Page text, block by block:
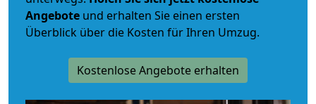
Angebote und erhalten Sie einen ersten
Überblick über die Kosten für Ihren Umzug.
Kostenlose Angebote erhalten